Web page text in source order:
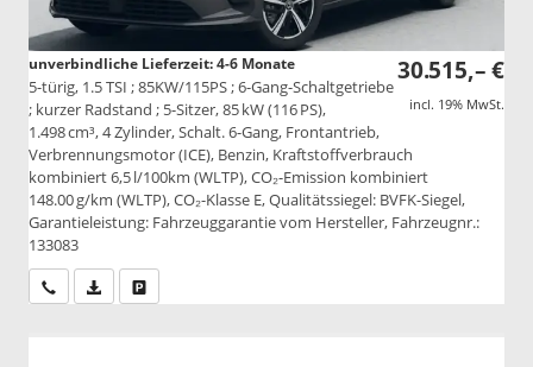
30.515,– €
incl. 19% MwSt.
unverbindliche Lieferzeit: 4-6 Monate
5-türig, 1.5 TSI ; 85KW/115PS ; 6-Gang-Schaltgetriebe
; kurzer Radstand ; 5-Sitzer, 85 kW (116 PS),
1.498 cm³, 4 Zylinder, Schalt. 6-Gang, Frontantrieb,
Verbrennungsmotor (ICE), Benzin, Kraftstoffverbrauch
kombiniert 6,5 l/100km (WLTP), CO₂-Emission kombiniert
148.00 g/km (WLTP), CO₂-Klasse E, Qualitätssiegel: BVFK-Siegel,
Garantieleistung: Fahrzeuggarantie vom Hersteller, Fahrzeugnr.:
133083
Wir rufen Sie anPDF-Datei, Fahrzeugexposé drucken